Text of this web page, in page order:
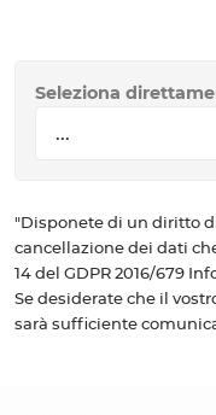
Seleziona
"Disponete di un diritto
cancellazione dei dati
14 del GDPR 2016/679
Se desiderate che il
sarà sufficiente